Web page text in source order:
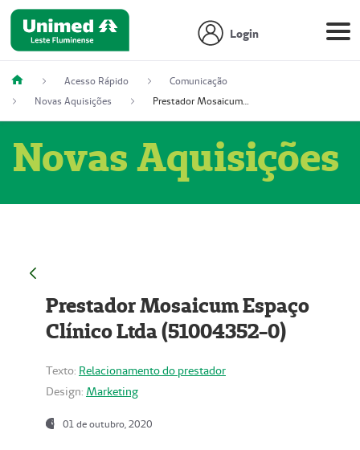
Login
Acesso Rápido
Comunicação
Novas Aquisições
Prestador Mosaicum Espaço Clínico Ltda (51004352-0)
Novas Aquisições
Prestador Mosaicum Espaço
Clínico Ltda (51004352-0)
Texto: Relacionamento do prestador
Design: Marketing
01 de outubro, 2020